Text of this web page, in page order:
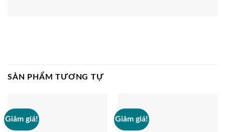
SẢN PHẨM TƯƠNG TỰ
Giảm giá! Giảm giá!